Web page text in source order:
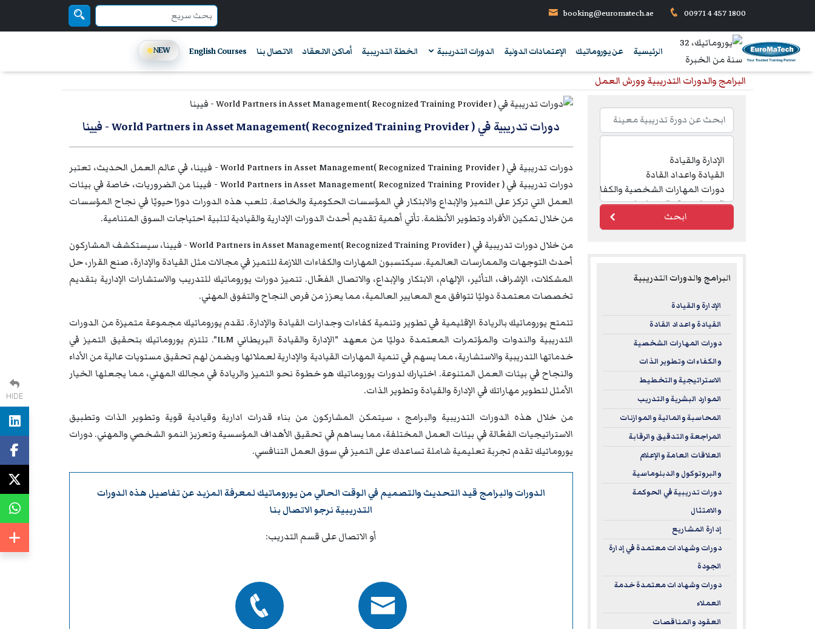
00971 4 457 1800
booking@euromatech.ae
الرئيسية عن يوروماتيك الإعتمادات الدولية الدورات التدريبية الخطة التدريبية أماكن الانعقاد الاتصال بنا English Courses
NEW
البرامج والدورات التدريبية وورش العمل
دورات تدريبية في World Partners in Asset Management( Recognized Training Provider ) - فيينا
دورات تدريبية في World Partners in Asset Management( Recognized Training Provider ) - فيينا، في عالم العمل الحديث، تعتبر
دورات تدريبية في World Partners in Asset Management( Recognized Training Provider ) - فيينا من الضروريات، خاصة في بيئات
العمل التي تركز على التميز والإبداع والابتكار في المؤسسات الحكومية والخاصة. تلعب هذه الدورات دورًا حيويًا في نجاح المؤسسات
من خلال تمكين الأفراد وتطوير الأنظمة. تأتي أهمية تقديم أحدث الدورات الإدارية والقيادية لتلبية احتياجات السوق المتنامية.
من خلال دورات تدريبية في World Partners in Asset Management( Recognized Training Provider ) - فيينا، سيستكشف المشاركون
أحدث التوجهات والممارسات العالمية. سيكتسبون المهارات والكفاءات اللازمة للتميز في مجالات مثل القيادة والإدارة، صنع القرار، حل
المشكلات، الإشراف، التأثير، الإلهام، الابتكار والإبداع، والاتصال الفعّال. تتميز دورات يوروماتيك للتدريب والاستشارات الإدارية بتقديم
تخصصات معتمدة دوليًا تتوافق مع المعايير العالمية، مما يعزز من فرص النجاح والتفوق المهني.
تتمتع يوروماتيك بالريادة الإقليمية في تطوير وتنمية كفاءات وجدارات القيادة والإدارة. تقدم يوروماتيك مجموعة متميزة من الدورات
التدريبية والندوات والمؤتمرات المعتمدة دوليًا من معهد "الإدارة والقيادة البريطاني ILM". تلتزم يوروماتيك بتحقيق التميز في
خدماتها التدريبية والاستشارية، مما يسهم في تنمية المهارات القيادية والإدارية لعملائها ويضمن لهم تحقيق مستويات عالية من الأداء
والنجاح في بيئات العمل المتنوعة. اختيارك لدورات يوروماتيك هو خطوة نحو التميز والريادة في مجالك المهني، مما يجعلها الخيار
الأمثل لتطوير مهاراتك في الإدارة والقيادة وتطوير الذات.
من خلال هذه الدورات التدريبية والبرامج ، سيتمكن المشاركون من بناء قدرات ادارية وقيادية قوية وتطوير الذات وتطبيق
الاستراتيجيات الفعّالة في بيئات العمل المختلفة، مما يساهم في تحقيق الأهداف المؤسسية وتعزيز النمو الشخصي والمهني. دورات
يوروماتيك تقدم تجربة تعليمية شاملة تساعدك على التميز في سوق العمل التنافسي.
الدورات والبرامج قيد التحديث والتصميم في الوقت الحالي منيوروماتيكلمعرفة المزيد عن تفاصيل هذه الدورات
التدريبية نرجوالاتصال بنا
أو الاتصال على قسم التدريب:
ابحث
البرامج والدورات التدريبية
الإدارة والقيادة
القيادة واعداد القادة
دورات المهارات الشخصية
والكفاءات وتطوير الذات
الاستراتيجية والتخطيط
الموارد البشرية والتدريب
المحاسبة والمالية والموازنات
المراجعة والتدقيق والرقابة
العلاقات العامة والإعلام
والبروتوكول والدبلوماسية
دورات تدريبية في الحوكمة
والامتثال
إدارة المشاريع
دورات وشهادات معتمدة في إدارة
الجودة
دورات وشهادات معتمدة خدمة
العملاء
العقود والمناقصات
HIDE